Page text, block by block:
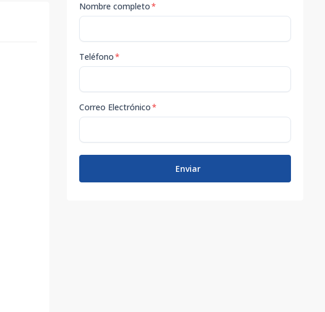
Nombre completo*
Teléfono*
Correo Electrónico*
Enviar